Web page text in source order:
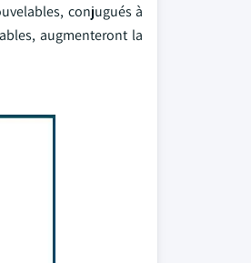
conjugués à
augmenteront la